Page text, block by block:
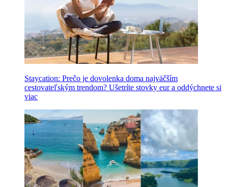
Staycation: Prečo je dovolenka doma najväčším
cestovateľským trendom? Ušetríte stovky eur a oddýchnete si
viac